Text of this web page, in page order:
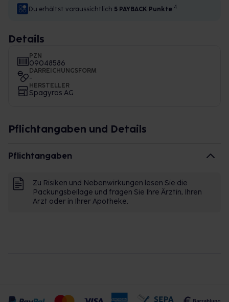
Du erhältst voraussichtlich 5 PAYBACK Punkte 4
Details
PZN
09048586
DARREICHUNGSFORM
-
HERSTELLER
Spagyros AG
Pflichtangaben und Details
Pflichtangaben
Zu Risiken und Nebenwirkungen lesen Sie die
Packungsbeilage und fragen Sie Ihre Ärztin, Ihren
Arzt oder in Ihrer Apotheke.